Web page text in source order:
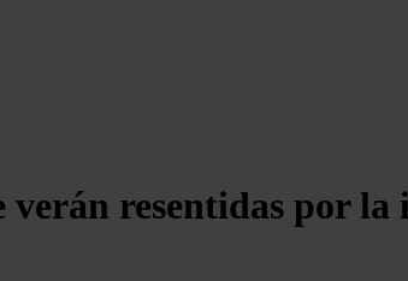
verán resentidas por